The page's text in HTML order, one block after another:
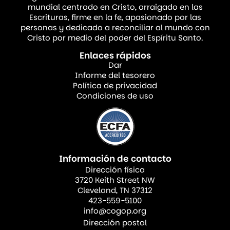
(Jeremías 31:33)
La anatomía de la manifestación
Tanto el Sinaí como Pentecostés se
caracterizaron por muestras
sobrenaturales del poder divino. El monte
, mientras lostruenos
hacían temblar la tierra.
Éxodo 24:17 dice, “Y la apariencia de la
gloria de Jehová era como un fuego
abrasador en la cumbre del monte…”
Siglos más tarde, el patrón se repitió:
mundial centrado en Cristo, arraigado en las
Escrituras, firme en la fe, apasionado por las
personas y dedicado a reconciliar al mundo con
Cristo por medio del poder del Espíritu Santo.
Enlaces rápidos
Dar
Informe del tesorero
Política de privacidad
Condiciones de uso
Información de contacto
Dirección física
3720 Keith Street NW
Cleveland, TN 37312
423-559-5100
info@cogop.org
Dirección postal